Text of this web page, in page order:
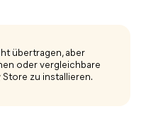
übertragen, aber
oder vergleichbare
zu installieren.